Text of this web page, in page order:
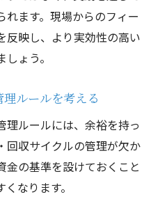
ます。現場からのフィー
反映し、より実効性の高い
ょう。
ルールを考える
理ルールには、余裕を持っ
回収サイクルの管理が欠か
の基準を設けておくこと
なります。